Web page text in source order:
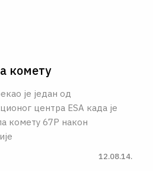
комету
је један од
центра ЕSА када је
комету 67P након
12.08.14.